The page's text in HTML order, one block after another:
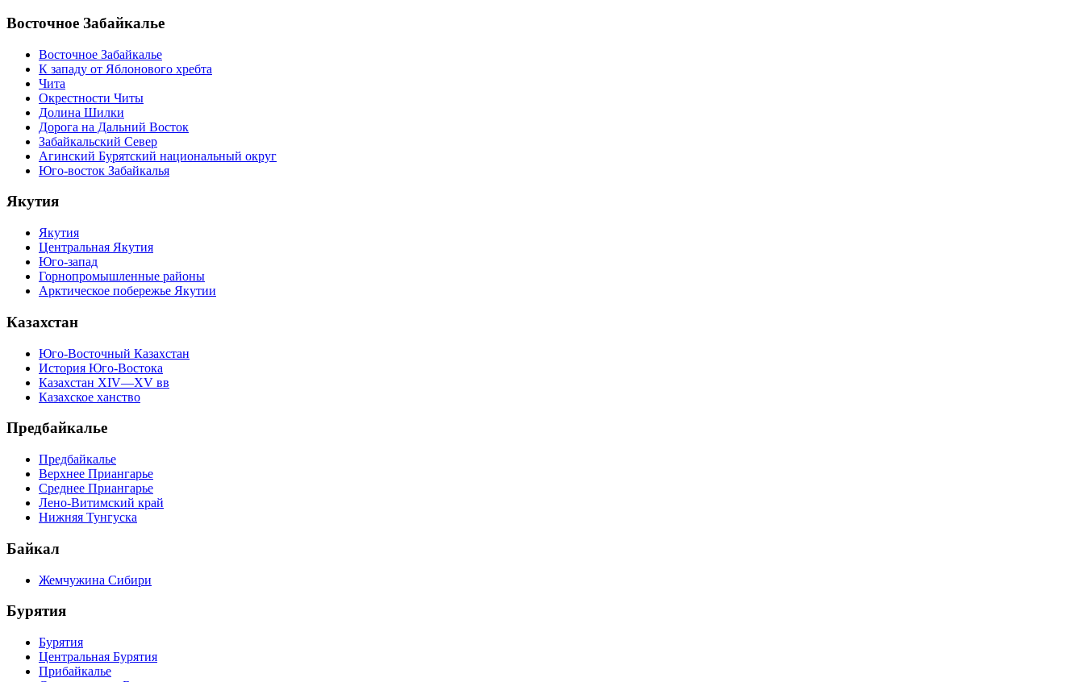
Восточное Забайкалье
Восточное Забайкалье
К западу от Яблонового хребта
Чита
Окрестности Читы
Долина Шилки
Дорога на Дальний Восток
Забайкальский Север
Агинский Бурятский национальный округ
Юго-восток Забайкалья
Якутия
Якутия
Центральная Якутия
Юго-запад
Горнопромышленные районы
Арктическое побережье Якутии
Казахстан
Юго-Восточный Казахстан
История Юго-Востока
Казахстан XIV—XV вв
Казахское ханство
Предбайкалье
Предбайкалье
Верхнее Приангарье
Среднее Приангарье
Лено-Витимский край
Нижняя Тунгуска
Байкал
Жемчужина Сибири
Бурятия
Бурятия
Центральная Бурятия
Прибайкалье